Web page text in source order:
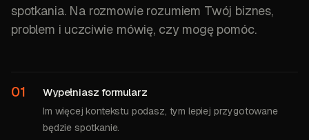
spotkania. Na rozmowie rozumiem Twój biznes,
problem i uczciwie mówię, czy mogę pomóc.
01 Wypełniasz formularz
Im więcej kontekstu podasz, tym lepiej przygotowane
będzie spotkanie.